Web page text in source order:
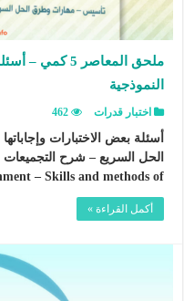
ملحق المعاصر 5
النموذجية
اختبار قدرات 462
أسئلة بعض الاختبارات
– Skills and methods of …
أكمل القراءة »